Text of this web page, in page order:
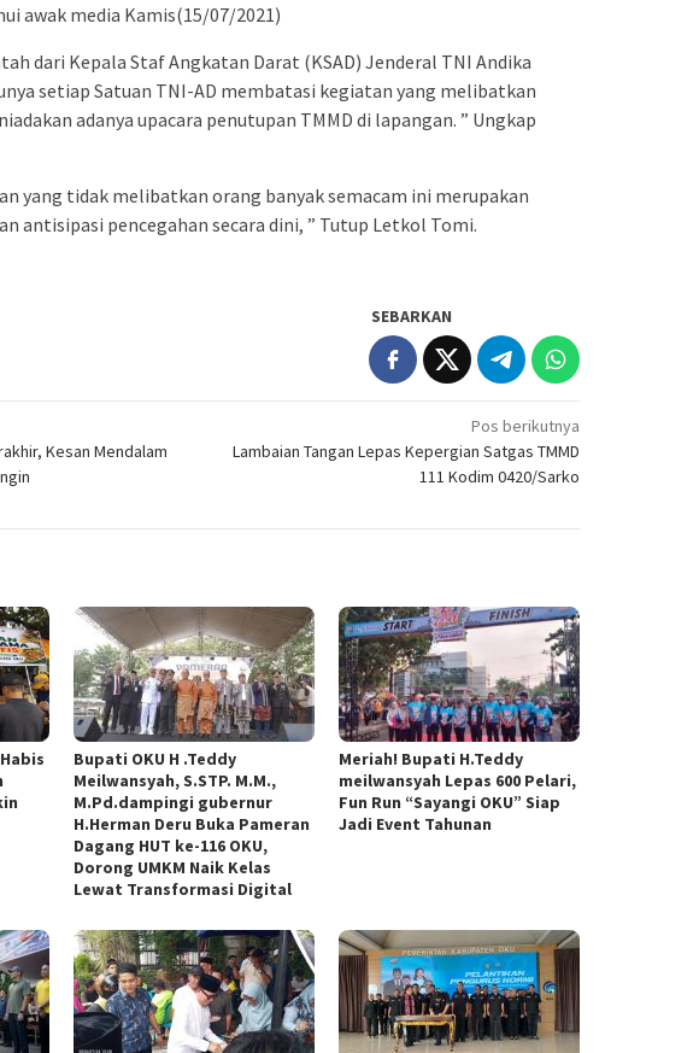
awak media Kamis(15/07/2021)
dari Kepala Staf Angkatan Darat (KSAD) Jenderal TNI Andika
setiap Satuan TNI-AD membatasi kegiatan yang melibatkan
adanya upacara penutupan TMMD di lapangan. ” Ungkap
yang tidak melibatkan orang banyak semacam ini merupakan
antisipasi pencegahan secara dini, ” Tutup Letkol Tomi.
SEBARKAN
Kesan Mendalam
Pos berikutnya
Lambaian Tangan Lepas Kepergian Satgas TMMD
111 Kodim 0420/Sarko
Bupati OKU H .Teddy
Meilwansyah, S.STP. M.M.,
M.Pd.dampingi gubernur
H.Herman Deru Buka Pameran
Dagang HUT ke-116 OKU,
Dorong UMKM Naik Kelas
Lewat Transformasi Digital
Meriah! Bupati H.Teddy
meilwansyah Lepas 600 Pelari,
Fun Run “Sayangi OKU” Siap
Jadi Event Tahunan